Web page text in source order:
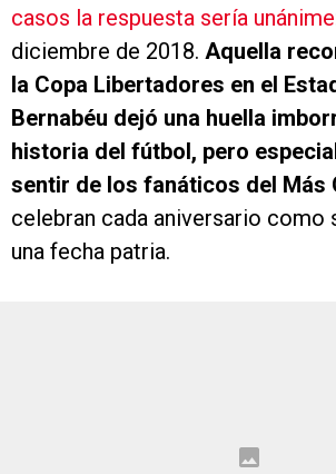
casos la respuesta sería unánime
diciembre de 2018. Aquella
la Copa Libertadores en el
Bernabéu dejó una huella
historia del fútbol, pero
sentir de los fanáticos del Más
celebran cada aniversario como
una fecha patria.